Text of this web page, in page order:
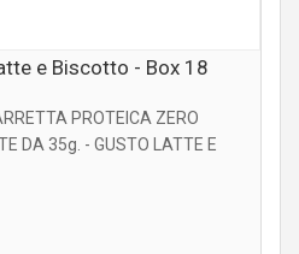
e Biscotto - Box 18
PROTEICA ZERO
DA 35g. - GUSTO LATTE E